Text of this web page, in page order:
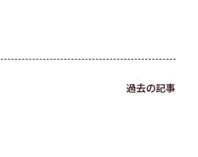
過去の記事